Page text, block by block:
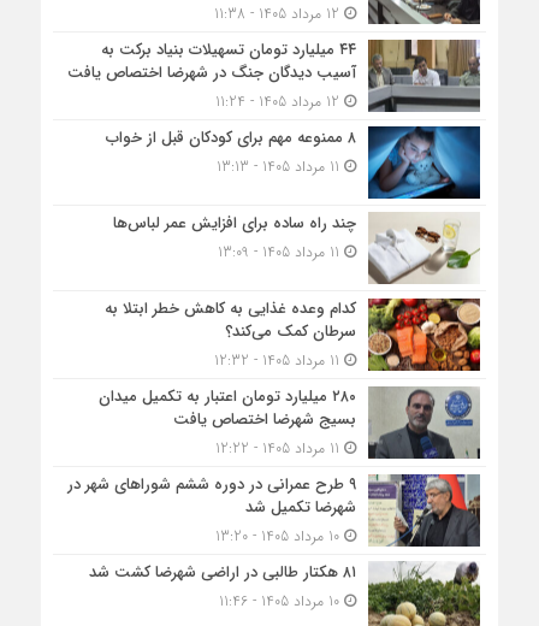
۴۴ میلیارد تومان تسهیلات بنیاد برکت به
آسیب دیدگان جنگ در شهرضا اختصاص یافت
۸ ممنوعه مهم برای کودکان قبل از خواب
چند راه ساده برای افزایش عمر لباس‌ها
کدام وعده غذایی به کاهش خطر ابتلا به
سرطان کمک می‌کند؟
۲۸۰ میلیارد تومان اعتبار به تکمیل میدان
بسیج شهرضا اختصاص یافت
۹ طرح عمرانی در دوره ششم شوراهای شهر در
شهرضا تکمیل شد
10 مرداد 1405 - 13:20
۸۱ هکتار طالبی در اراضی شهرضا کشت شد
10 مرداد 1405 - 11:46